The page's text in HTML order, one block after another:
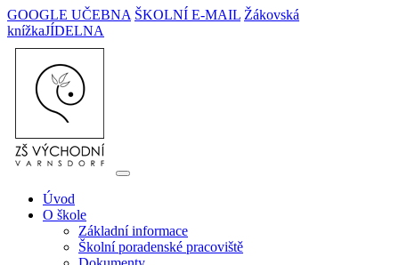
GOOGLE UČEBNA ŠKOLNÍ E-MAIL Žákovská
knížkaJÍDELNA
Úvod
O škole
Základní informace
Školní poradenské pracoviště